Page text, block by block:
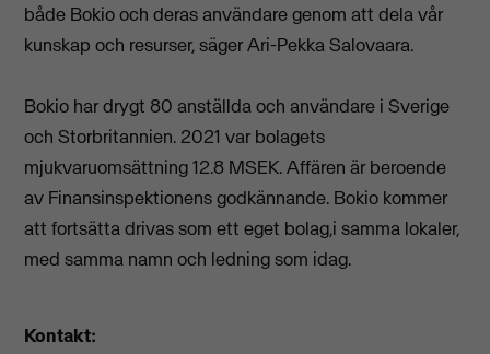
både Bokio och deras användare genom att dela vår
kunskap och resurser, säger Ari-Pekka Salovaara.
Bokio har drygt 80 anställda och användare i Sverige
och Storbritannien. 2021 var bolagets
mjukvaruomsättning 12.8 MSEK. Affären är beroende
av Finansinspektionens godkännande. Bokio kommer
att fortsätta drivas som ett eget bolag,i samma lokaler,
med samma namn och ledning som idag.
Kontakt: